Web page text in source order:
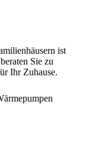
ist
Sie zu
Ihr Zuhause.